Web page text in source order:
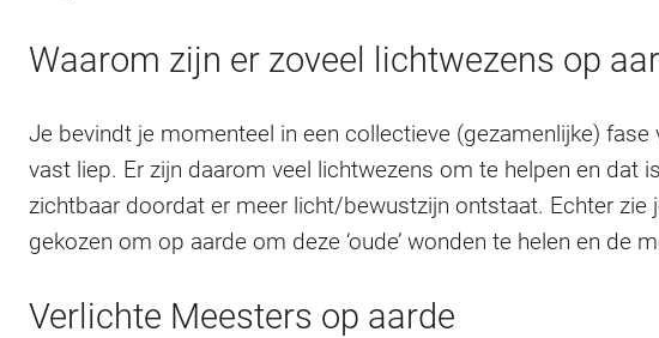
Waarom zijn er zoveel lichtwezens op
Je bevindt je momenteel in een collectieve (gezamenlijke)
vast liep. Er zijn daarom veel lichtwezens om te helpen en dat
zichtbaar doordat er meer licht/bewustzijn ontstaat. Echter
gekozen om op aarde om deze ‘oude’ wonden te helen en de
Verlichte Meesters op aarde